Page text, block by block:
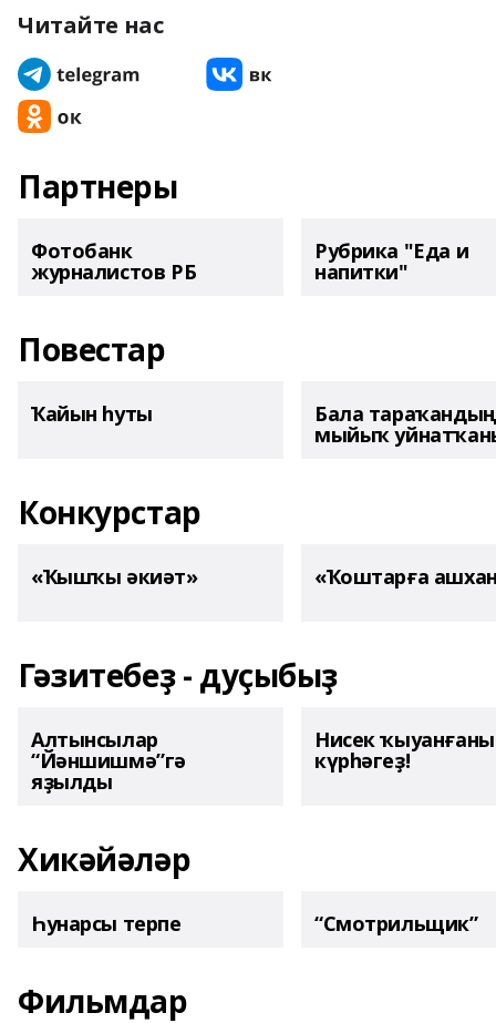
Читайте нас
Партнеры
Фотобанк
журналистов РБ
Рубрика "Еда и
напитки"
Повестар
Ҡайын һуты Бала тараҡандың
мыйыҡ
Конкурстар
«Ҡышҡы әкиәт» «Ҡоштарға
Гәзитебеҙ - дуҫыбыҙ
Алтынсылар
“Йәншишмә”гә
яҙылды
Нисек
күрһәгеҙ!
Хикәйәләр
Һунарсы терпе “Смотрильщик”
Фильмдар